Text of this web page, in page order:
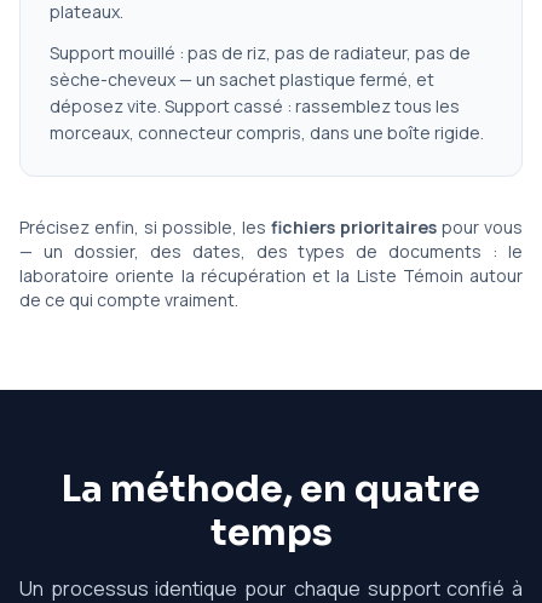
plateaux.
Support mouillé : pas de riz, pas de radiateur, pas de
sèche-cheveux — un sachet plastique fermé, et
déposez vite. Support cassé : rassemblez tous les
morceaux, connecteur compris, dans une boîte rigide.
Précisez enfin, si possible, les fichiers prioritaires pour vous
— un dossier, des dates, des types de documents : le
laboratoire oriente la récupération et la Liste Témoin autour
de ce qui compte vraiment.
La méthode, en quatre
temps
Un processus identique pour chaque support confié à